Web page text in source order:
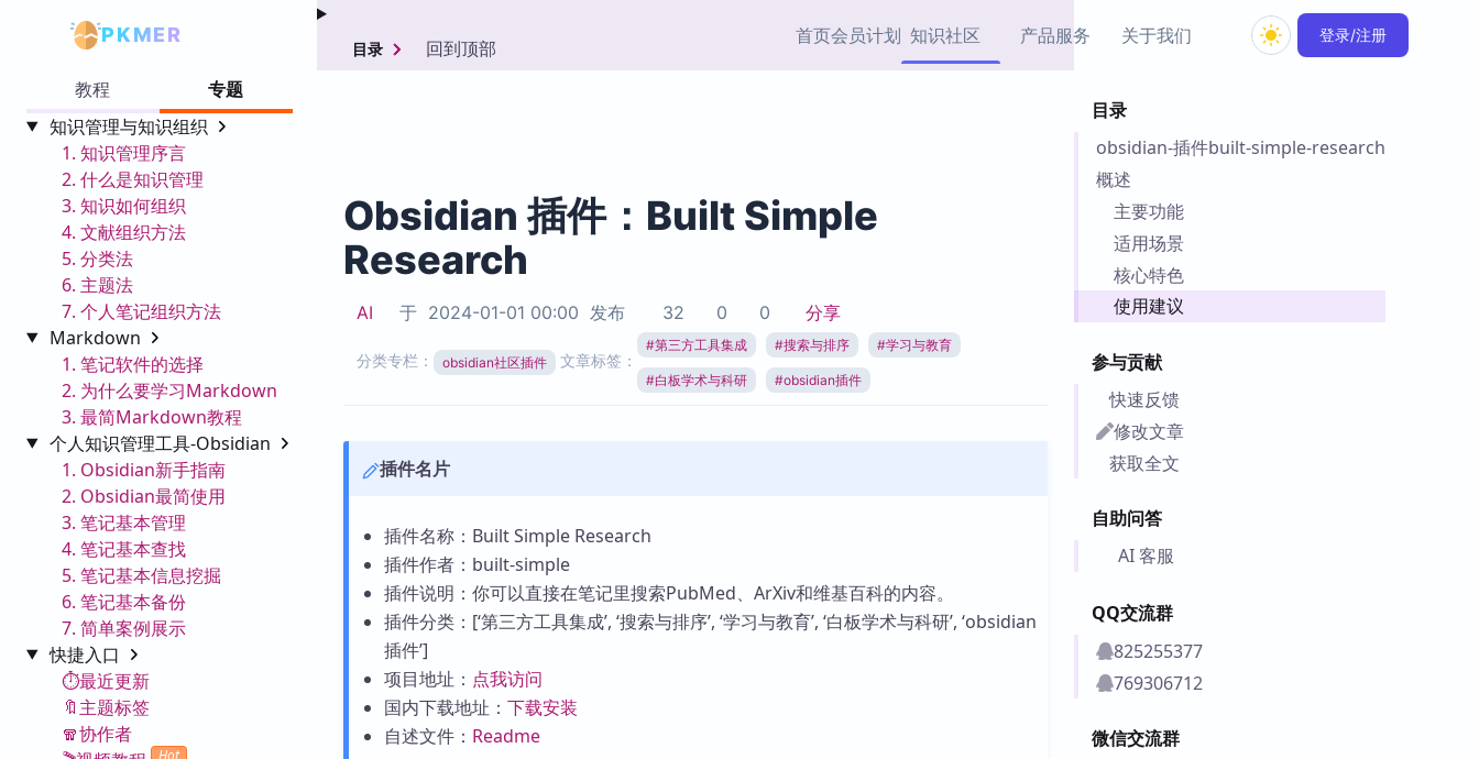
PKMER 首页会员计划 知识社区
协作者
Zotero 专题
Obsidian 专题
Obsidian 核心插件
产品服务
Zotero 插件
Zotero 插件资源与加速
挂件集市
Obsidian 教程
关于我们 登录/注册
教程
专题
知识管理与知识组织
1. 知识管理序言
2. 什么是知识管理
3. 知识如何组织
4. 文献组织方法
5. 分类法
6. 主题法
7. 个人笔记组织方法
Markdown
1. 笔记软件的选择
2. 为什么要学习Markdown
3. 最简Markdown教程
个人知识管理工具-Obsidian
1. Obsidian新手指南
2. Obsidian最简使用
3. 笔记基本管理
4. 笔记基本查找
5. 笔记基本信息挖掘
6. 笔记基本备份
7. 简单案例展示
快捷入口
⏱️最近更新
🔖主题标签
🧣协作者
Hot
目录
obsidian-插件built-simple-research
概述
主要功能
适用场景
核心特色
使用建议
参与贡献
快速反馈
修改文章
获取全文
自助问答
AI 客服
QQ交流群
825255377
769306712
微信交流群
目录 回到顶部
Obsidian 插件：Built Simple
Research
AI 于 2024-01-01 00:00 发布 32 0 0 分享
分类专栏： obsidian社区插件 文章标签：
#第三方工具集成 #搜索与排序 #学习与教育
#白板学术与科研 #obsidian插件
插件名片
插件名称：Built Simple Research
插件作者：built-simple
插件说明：你可以直接在笔记里搜索PubMed、ArXiv和维基百科的内容。
插件分类：[‘第三方工具集成’, ‘搜索与排序’, ‘学习与教育’, ‘白板学术与科研’, ‘obsidian
插件’]
项目地址： 点我访问
国内下载地址： 下载安装
自述文件： Readme